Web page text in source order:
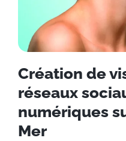
Création de
réseaux
numériques
Mer